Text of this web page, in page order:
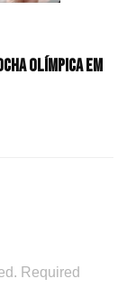
olímpica em
Required